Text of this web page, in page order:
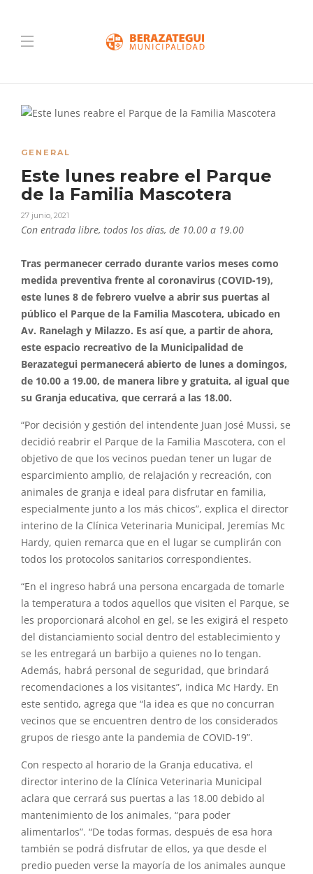
GENERAL
Este lunes reabre el Parque
de la Familia Mascotera
27 junio, 2021
Con entrada libre, todos los días, de 10.00 a 19.00
Tras permanecer cerrado durante varios meses como
medida preventiva frente al coronavirus (COVID-19),
este lunes 8 de febrero vuelve a abrir sus puertas al
público el Parque de la Familia Mascotera, ubicado en
Av. Ranelagh y Milazzo. Es así que, a partir de ahora,
este espacio recreativo de la Municipalidad de
Berazategui permanecerá abierto de lunes a domingos,
de 10.00 a 19.00, de manera libre y gratuita, al igual que
su Granja educativa, que cerrará a las 18.00.
“Por decisión y gestión del intendente Juan José Mussi, se
decidió reabrir el Parque de la Familia Mascotera, con el
objetivo de que los vecinos puedan tener un lugar de
esparcimiento amplio, de relajación y recreación, con
animales de granja e ideal para disfrutar en familia,
especialmente junto a los más chicos”, explica el director
interino de la Clínica Veterinaria Municipal, Jeremías Mc
Hardy, quien remarca que en el lugar se cumplirán con
todos los protocolos sanitarios correspondientes.
“En el ingreso habrá una persona encargada de tomarle
la temperatura a todos aquellos que visiten el Parque, se
les proporcionará alcohol en gel, se les exigirá el respeto
del distanciamiento social dentro del establecimiento y
se les entregará un barbijo a quienes no lo tengan.
Además, habrá personal de seguridad, que brindará
recomendaciones a los visitantes”, indica Mc Hardy. En
este sentido, agrega que “la idea es que no concurran
vecinos que se encuentren dentro de los considerados
grupos de riesgo ante la pandemia de COVID-19”.
Con respecto al horario de la Granja educativa, el
director interino de la Clínica Veterinaria Municipal
aclara que cerrará sus puertas a las 18.00 debido al
mantenimiento de los animales, “para poder
alimentarlos”. “De todas formas, después de esa hora
también se podrá disfrutar de ellos, ya que desde el
predio pueden verse la mayoría de los animales aunque